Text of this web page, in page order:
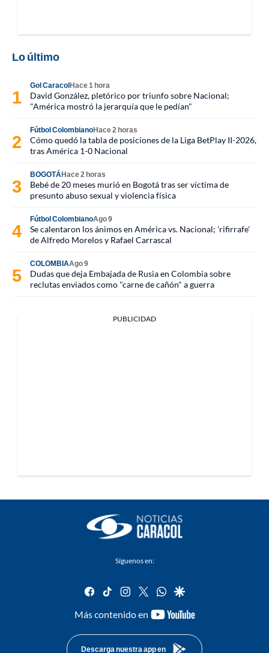
Lo último
Gol CaracolHace 1 hora
David González, pletórico por triunfo sobre Nacional;
"América mostró la jerarquía que le pedían"
Fútbol ColombianoHace 2 horas
Cómo quedó la tabla de posiciones de la Liga BetPlay II-2026,
tras América 1-0 Nacional
BOGOTÁHace 2 horas
Bebé de 20 meses murió en Bogotá tras ser víctima de
presunto abuso sexual y violencia física
Fútbol ColombianoAgo 9
Se calentaron los ánimos en América vs. Nacional; 'rifirrafe'
de Alfredo Morelos y Rafael Carrascal
COLOMBIAAgo 9
Dudas que deja Embajada de Rusia en Colombia sobre
reclutas enviados como "carne de cañón" a guerra
PUBLICIDAD
Síguenos en:
facebook
tiktok instagram
twitterwhatsapp
google
Más contenido en
youtube-
Descarga nuestra app en